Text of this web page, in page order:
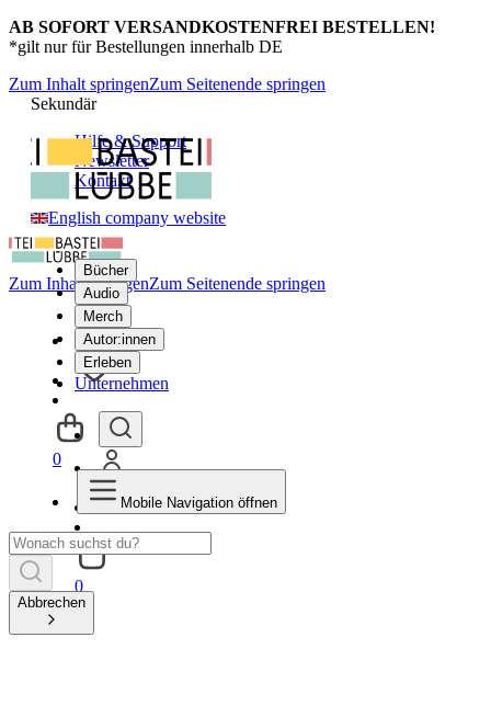
AB SOFORT VERSANDKOSTENFREI BESTELLEN!
*gilt nur für Bestellungen innerhalb DE
Zum Inhalt springenZum Seitenende springen
Sekundär
Hilfe & Support
Newsletter
Kontakt
English company website
Bücher
Audio
Merch
Autor:innen
Erleben
Unternehmen
0
Zum Inhalt springenZum Seitenende springen
0
Mobile Navigation öffnen
Abbrechen